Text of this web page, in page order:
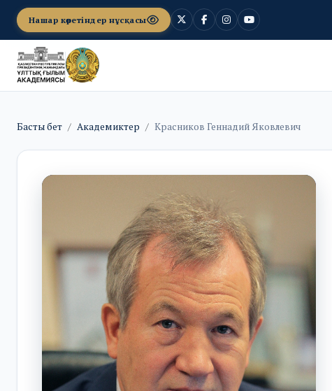
Нашар көретіндер нұсқасы
Басты бет Академиктер Красников Геннадий Яковлевич